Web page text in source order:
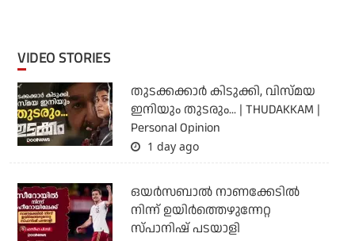
VIDEO STORIES
തുടക്കക്കാര്‍ കിടുക്കി, വിസ്മയ
ഇനിയും തുടരും... | THUDAKKAM |
Personal Opinion
1 day ago
ഒയര്‍സബാൽ നാണക്കേടിൽ
നിന്ന് ഉയിർത്തെഴുന്നേറ്റ
സ്പാനിഷ് പടയാളി